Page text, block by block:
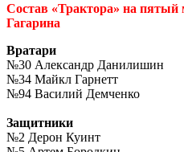
Состав «Трактора» на пятый
Гагарина
Вратари
№30 Александр Данилишин
№34 Майкл Гарнетт
№94 Василий Демченко
Защитники
№2 Дерон Куинт